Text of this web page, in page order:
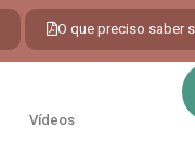
O que preciso saber
Vídeos